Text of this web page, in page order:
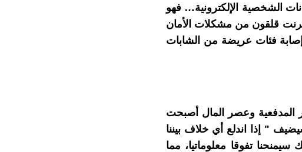
الشخصية الإلكترونية… فهو
و 9% من مستخدمي الإنترنت قلقون من مشكلات الأمان
فئات عريضة من الشابات
المدفعية وعصر المال أصبحت
" إذا اندلع أي خلاف بيننا
تفوقا معلوماتيا، مما